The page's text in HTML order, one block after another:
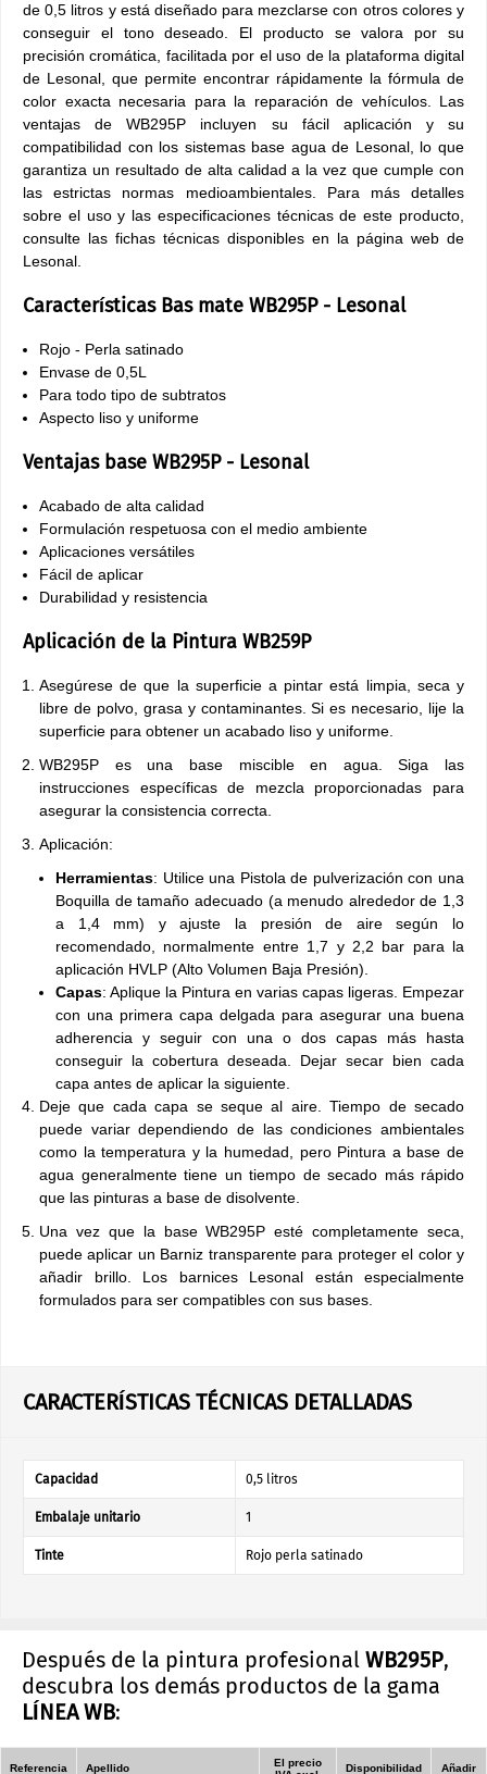
de 0,5 litros y está diseñado para mezclarse con otros colores y
conseguir el tono deseado. El producto se valora por su
precisión cromática, facilitada por el uso de la plataforma digital
de Lesonal, que permite encontrar rápidamente la fórmula de
color exacta necesaria para la reparación de vehículos. Las
ventajas de WB295P incluyen su fácil aplicación y su
compatibilidad con los sistemas base agua de Lesonal, lo que
garantiza un resultado de alta calidad a la vez que cumple con
las estrictas normas medioambientales. Para más detalles
sobre el uso y las especificaciones técnicas de este producto,
consulte las fichas técnicas disponibles en la página web de
Lesonal.
Características Bas mate WB295P - Lesonal
Rojo - Perla satinado
Envase de 0,5L
Para todo tipo de subtratos
Aspecto liso y uniforme
Ventajas base WB295P - Lesonal
Acabado de alta calidad
Formulación respetuosa con el medio ambiente
Aplicaciones versátiles
Fácil de aplicar
Durabilidad y resistencia
Aplicación de la Pintura WB259P
Asegúrese de que la superficie a pintar está limpia, seca y
libre de polvo, grasa y contaminantes. Si es necesario, lije la
superficie para obtener un acabado liso y uniforme.
WB295P es una base miscible en agua. Siga las
instrucciones específicas de mezcla proporcionadas para
asegurar la consistencia correcta.
Aplicación:
Herramientas: Utilice una Pistola de pulverización con una
Boquilla de tamaño adecuado (a menudo alrededor de 1,3
a 1,4 mm) y ajuste la presión de aire según lo
recomendado, normalmente entre 1,7 y 2,2 bar para la
aplicación HVLP (Alto Volumen Baja Presión).
Capas: Aplique la Pintura en varias capas ligeras. Empezar
con una primera capa delgada para asegurar una buena
adherencia y seguir con una o dos capas más hasta
conseguir la cobertura deseada. Dejar secar bien cada
capa antes de aplicar la siguiente.
Deje que cada capa se seque al aire. Tiempo de secado
puede variar dependiendo de las condiciones ambientales
como la temperatura y la humedad, pero Pintura a base de
agua generalmente tiene un tiempo de secado más rápido
que las pinturas a base de disolvente.
Una vez que la base WB295P esté completamente seca,
puede aplicar un Barniz transparente para proteger el color y
añadir brillo. Los barnices Lesonal están especialmente
formulados para ser compatibles con sus bases.
CARACTERÍSTICAS TÉCNICAS DETALLADAS
Capacidad 0,5 litros
Embalaje unitario 1
Tinte Rojo perla satinado
Después de la pintura profesional WB295P,
descubra los demás productos de la gama
LÍNEA WB:
Referencia Apellido
El precio
Disponibilidad Añadir